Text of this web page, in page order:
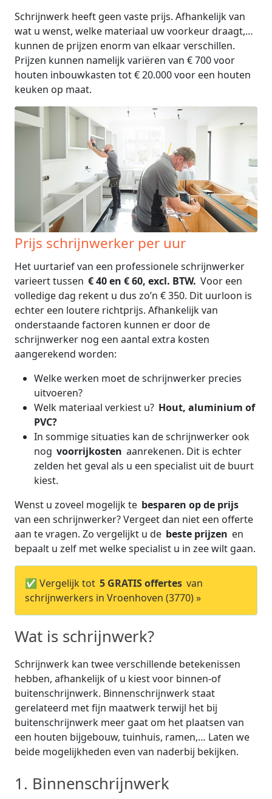
Schrijnwerk heeft geen vaste prijs. Afhankelijk van
wat u wenst, welke materiaal uw voorkeur draagt,…
kunnen de prijzen enorm van elkaar verschillen.
Prijzen kunnen namelijk variëren van € 700 voor
houten inbouwkasten tot € 20.000 voor een houten
keuken op maat.
Prijs schrijnwerker per uur
Het uurtarief van een professionele schrijnwerker
varieert tussen € 40 en € 60, excl. BTW. Voor een
volledige dag rekent u dus zo’n € 350. Dit uurloon is
echter een loutere richtprijs. Afhankelijk van
onderstaande factoren kunnen er door de
schrijnwerker nog een aantal extra kosten
aangerekend worden:
Welke werken moet de schrijnwerker precies
uitvoeren?
Welk materiaal verkiest u? Hout, aluminium of
PVC?
In sommige situaties kan de schrijnwerker ook
nog voorrijkosten aanrekenen. Dit is echter
zelden het geval als u een specialist uit de buurt
kiest.
Wenst u zoveel mogelijk te besparen op de prijs
van een schrijnwerker? Vergeet dan niet een offerte
aan te vragen. Zo vergelijkt u de beste prijzen en
bepaalt u zelf met welke specialist u in zee wilt gaan.
✅ Vergelijk tot 5 GRATIS offertes van
schrijnwerkers in Vroenhoven (3770) »
Wat is schrijnwerk?
Schrijnwerk kan twee verschillende betekenissen
hebben, afhankelijk of u kiest voor binnen-of
buitenschrijnwerk. Binnenschrijnwerk staat
gerelateerd met fijn maatwerk terwijl het bij
buitenschrijnwerk meer gaat om het plaatsen van
een houten bijgebouw, tuinhuis, ramen,… Laten we
beide mogelijkheden even van naderbij bekijken.
1. Binnenschrijnwerk